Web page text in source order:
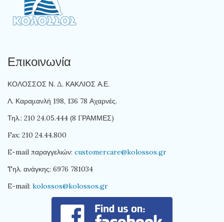
Επικοινωνία
ΚΟΛΟΣΣΟΣ Ν. Δ. ΚΑΚΛΙΟΣ Α.Ε.
Λ. Καραμανλή 198, 136 78 Αχαρνές.
Τηλ.: 210 24.05.444 (8 ΓΡΑΜΜΕΣ)
Fax: 210 24.44.800
E-mail παραγγελιών: customercare@kolossos.gr
Tηλ. ανάγκης: 6976 781034
E-mail: kolossos@kolossos.gr